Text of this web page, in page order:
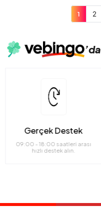
1 2
’da
Gerçek Destek
09:00 - 18:00 saatleri arası
hızlı destek alın.